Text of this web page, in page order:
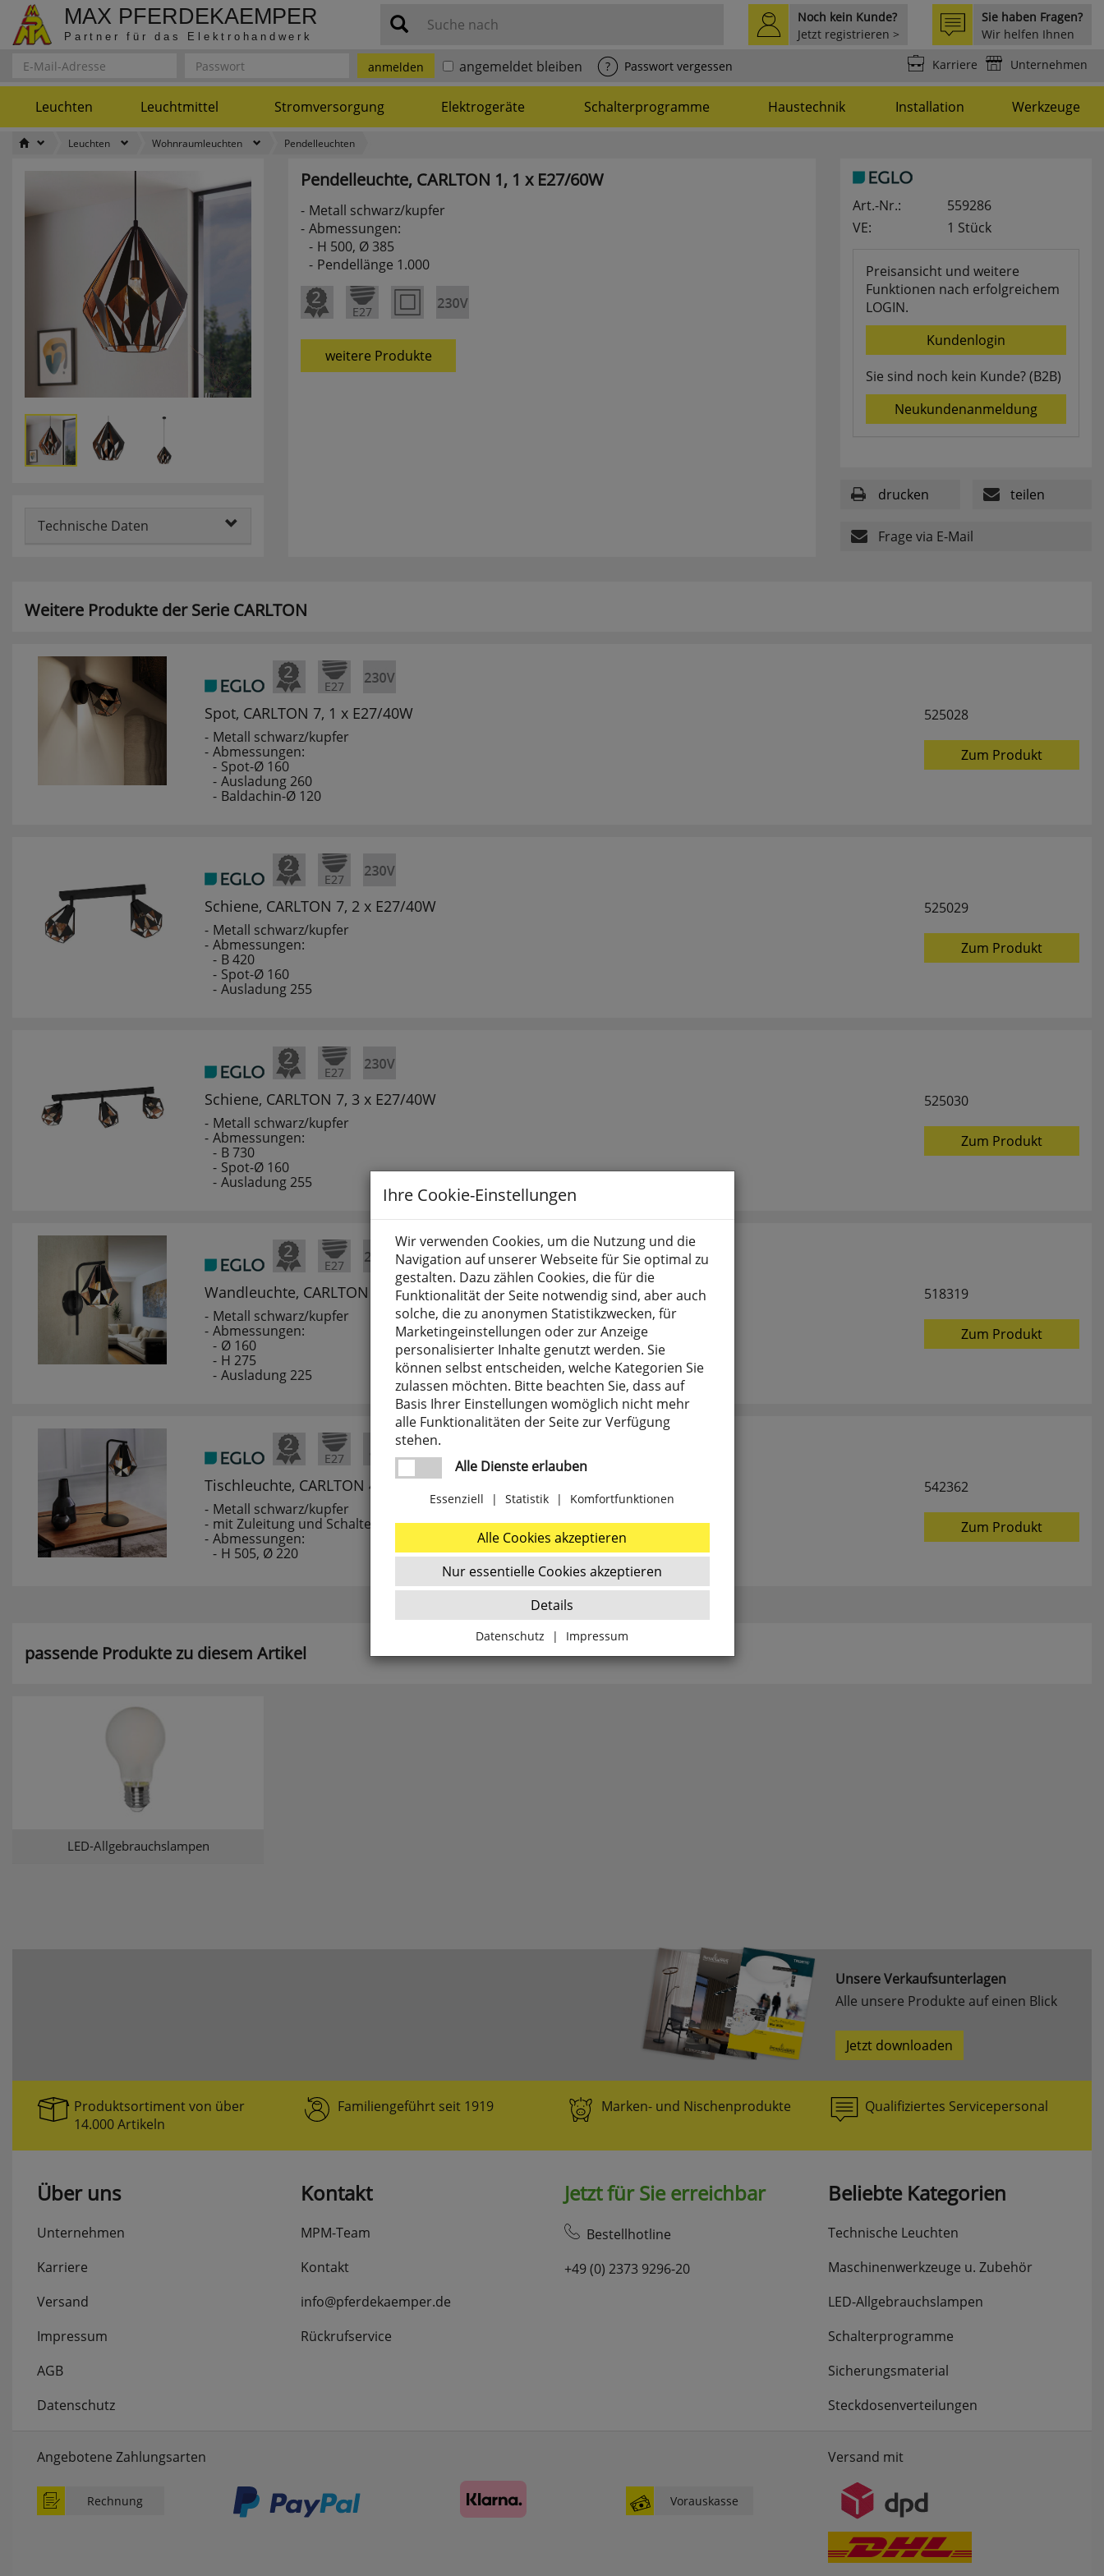
MAX PFERDEKAEMPER
Partner für das Elektrohandwerk
Suche nach
Sie haben Fragen?
Wir helfen Ihnen
Noch kein Kunde?
Jetzt registrieren >
anmelden
angemeldet bleiben ? Passwort vergessen Unternehmen
Karriere
Leuchten Leuchtmittel Stromversorgung Elektrogeräte Schalterprogramme Haustechnik Installation Werkzeuge
Leuchten Wohnraumleuchten Pendelleuchten
Technische Daten
Pendelleuchte, CARLTON 1, 1 x E27/60W
Metall schwarz/kupfer
Abmessungen:
H 500, Ø 385
Pendellänge 1.000
weitere Produkte
Art.-Nr.:
559286
VE:
1 Stück
Preisansicht und weitere
Funktionen nach erfolgreichem
LOGIN.
Kundenlogin
Sie sind noch kein Kunde? (B2B)
Neukundenanmeldung
drucken teilen
Frage via E-Mail
Weitere Produkte der Serie CARLTON
Spot, CARLTON 7, 1 x E27/40W
Metall schwarz/kupfer
Abmessungen:
Spot-Ø 160
Ausladung 260
Baldachin-Ø 120
525028
Zum Produkt
Schiene, CARLTON 7, 2 x E27/40W
Metall schwarz/kupfer
Abmessungen:
B 420
Spot-Ø 160
Ausladung 255
525029
Zum Produkt
Schiene, CARLTON 7, 3 x E27/40W
Metall schwarz/kupfer
Abmessungen:
B 730
Spot-Ø 160
Ausladung 255
525030
Zum Produkt
Wandleuchte, CARLTON 4, E27/60W
Metall schwarz/kupfer
Abmessungen:
Ø 160
H 275
Ausladung 225
518319
Zum Produkt
Tischleuchte, CARLTON 4, E27/60W
Metall schwarz/kupfer
mit Zuleitung und Schalter
Abmessungen:
H 505, Ø 220
542362
Zum Produkt
passende Produkte zu diesem Artikel
LED-Allgebrauchslampen
Ihre Cookie-Einstellungen
Wir verwenden Cookies, um die Nutzung und die
Navigation auf unserer Webseite für Sie optimal zu
gestalten. Dazu zählen Cookies, die für die
Funktionalität der Seite notwendig sind, aber auch
solche, die zu anonymen Statistikzwecken, für
Marketingeinstellungen oder zur Anzeige
personalisierter Inhalte genutzt werden. Sie
können selbst entscheiden, welche Kategorien Sie
zulassen möchten. Bitte beachten Sie, dass auf
Basis Ihrer Einstellungen womöglich nicht mehr
alle Funktionalitäten der Seite zur Verfügung
stehen.
Alle Dienste erlauben
Essenziell | Statistik | Komfortfunktionen
Alle Cookies akzeptieren
Nur essentielle Cookies akzeptieren
Details
Datenschutz | Impressum
Zurück
Diese Cookies speichern die Cookie-Einstellungen
www.pferdekaemper.de ausgewählt wurden.
Dieses Cookie speichert die Artikel im Warenkorb.
Statistik
Diese Cookies zeigen uns, wie oft eine Seite über
Komfortfunktionen
Design-Cookie
ws8_pferdekaemper_01-aa_design_cookie
Speichert Informationen um bestimmte Elemente
Unsere Verkaufsunterlagen
Alle unsere Produkte auf einen Blick
Jetzt downloaden
Produktsortiment von über
14.000 Artikeln
Familiengeführt seit 1919 Marken- und Nischenprodukte Qualifiziertes Servicepersonal
Kontakt
MPM-Team
Kontakt
info@pferdekaemper.de
Rückrufservice
Jetzt für Sie erreichbar
Bestellhotline
+49 (0) 2373 9296-20
Beliebte Kategorien
Technische Leuchten
Maschinenwerkzeuge u. Zubehör
LED-Allgebrauchslampen
Schalterprogramme
Sicherungsmaterial
Steckdosenverteilungen
Über uns
Unternehmen
Karriere
Versand
Impressum
AGB
Datenschutz
Angebotene Zahlungsarten
Rechnung Vorauskasse
Versand mit